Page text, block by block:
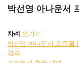
박선영 아나운서
차례
숨기기
박선영 아나운서 프로필
경력